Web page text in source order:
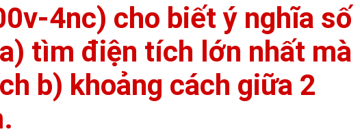
4nc) cho biết ý nghĩa số
tìm điện tích lớn nhất mà
b) khoảng cách giữa 2